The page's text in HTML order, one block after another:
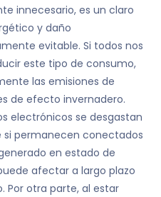
innecesario, es un claro
y daño
evitable. Si todos nos
este tipo de consumo,
las emisiones de
de efecto invernadero.
electrónicos se desgastan
permanecen conectados
en estado de
afectar a largo plazo
Por otra parte, al estar